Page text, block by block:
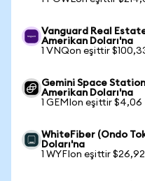
Vanguard Real
Amerikan Doları'na
1 VNQon eşittir
Gemini Space
Amerikan Doları'na
1 GEMIon eşittir $4,06
WhiteFiber (Ondo
Doları'na
1 WYFIon eşittir $26,92